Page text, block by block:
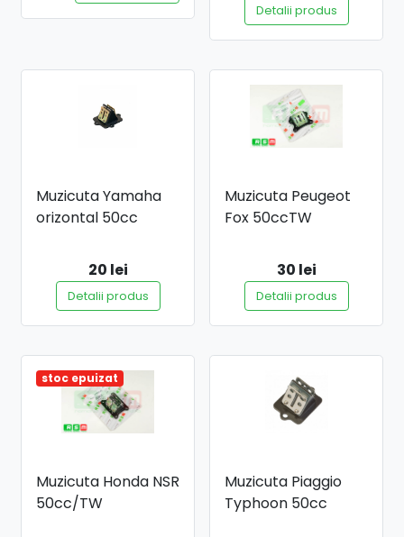
Detalii produs
Muzicuta Yamaha
orizontal 50cc
20 lei
Detalii produs
Muzicuta Peugeot
Fox 50ccTW
30 lei
Detalii produs
stoc epuizat
Muzicuta Honda NSR
50cc/TW
Muzicuta Piaggio
Typhoon 50cc